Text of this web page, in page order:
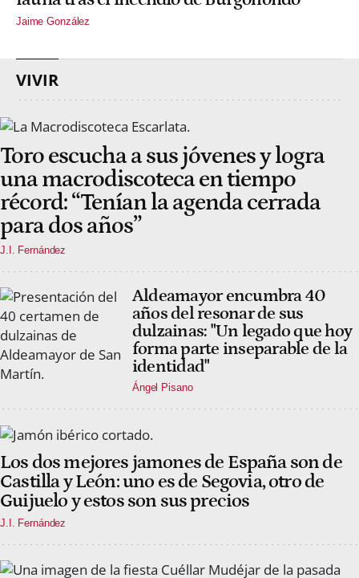
Jaime González
VIVIR
Toro escucha a sus jóvenes y logra
una macrodiscoteca en tiempo
récord: “Tenían la agenda cerrada
para dos años”
J.I. Fernández
Aldeamayor encumbra 40
años del resonar de sus
dulzainas: "Un legado que hoy
forma parte inseparable de la
identidad"
Ángel Pisano
Los dos mejores jamones de España son de
Castilla y León: uno es de Segovia, otro de
Guijuelo y estos son sus precios
J.I. Fernández